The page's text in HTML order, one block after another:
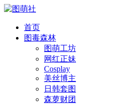
首页
图毒森林
图萌工坊
网红正妹
Cosplay
美丝博主
日韩套图
森萝财团